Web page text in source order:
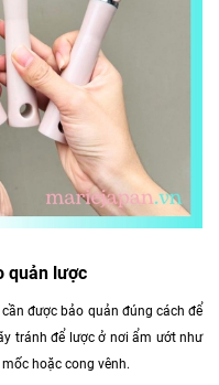
quản lược
được bảo quản đúng cách để
tránh để lược ở nơi ẩm ướt như
hoặc cong vênh.